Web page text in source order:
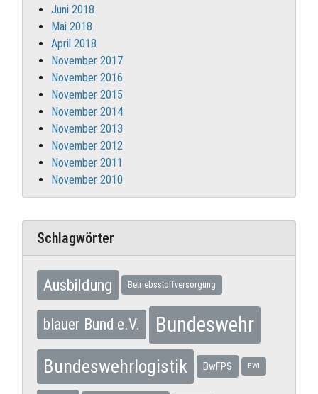
Juni 2018
Mai 2018
April 2018
November 2017
November 2016
November 2015
November 2014
November 2013
November 2012
November 2011
November 2010
Schlagwörter
Ausbildung Betriebsstoffversorgung
blauer Bund e.V. Bundeswehr
Bundeswehrlogistik BwFPS BWI